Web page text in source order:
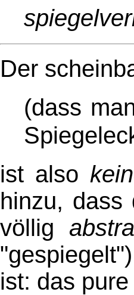
Der
(dass
ist also
hinzu, dass
völlig
ist: das